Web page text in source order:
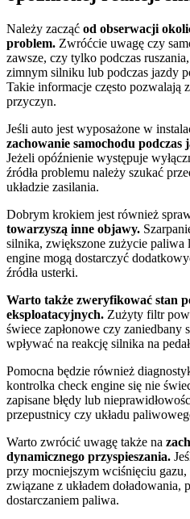
Należy zacząć od obserwacji
problem. Zwróćcie uwagę czy
zawsze, czy tylko podczas
zimnym silniku lub podczas jazdy
Takie informacje często pozwalają
przyczyn.
Jeśli auto jest wyposażone w
zachowanie samochodu podczas
Jeżeli opóźnienie występuje
źródła problemu należy szukać
układzie zasilania.
Dobrym krokiem jest również
towarzyszą inne objawy.
silnika, zwiększone zużycie paliwa
engine mogą dostarczyć
źródła usterki.
Warto także zweryfikować stan
eksploatacyjnych. Zużyty filtr
świece zapłonowe czy zaniedbany
wpływać na reakcję silnika na
Pomocna będzie również
kontrolka check engine się nie
zapisane błędy lub
przepustnicy czy układu
Warto zwrócić uwagę także na
dynamicznego przyspieszania.
przy mocniejszym wciśnięciu
związane z układem doładowania,
dostarczaniem paliwa.